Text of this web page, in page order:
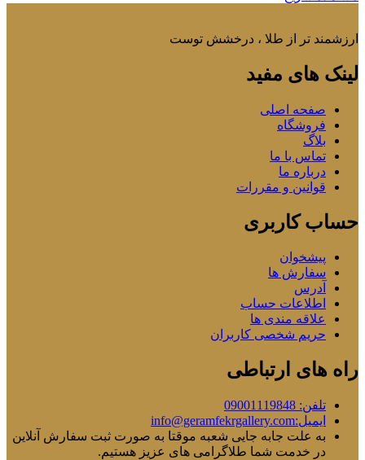
ارزشمند تر از طلا ، درخشش توست
لینک های مفید
صفحه اصلی
فروشگاه
بلاگ
تماس با ما
درباره ما
قوانین و مقررات
حساب کاربری
پیشخوان
سفارش ها
آدرس
اطلاعات حساب
علاقه مندی ها
حریم شخصی کاربران
راه های ارتباطی
تلفن: 09001119848
ایمیل:info@geramfekrgallery.com
به علت جابه جایی شعبه موقتا به صورت ثبت سفارش آنلاین
در خدمت شما طلاگرامی های عزیز هستیم.